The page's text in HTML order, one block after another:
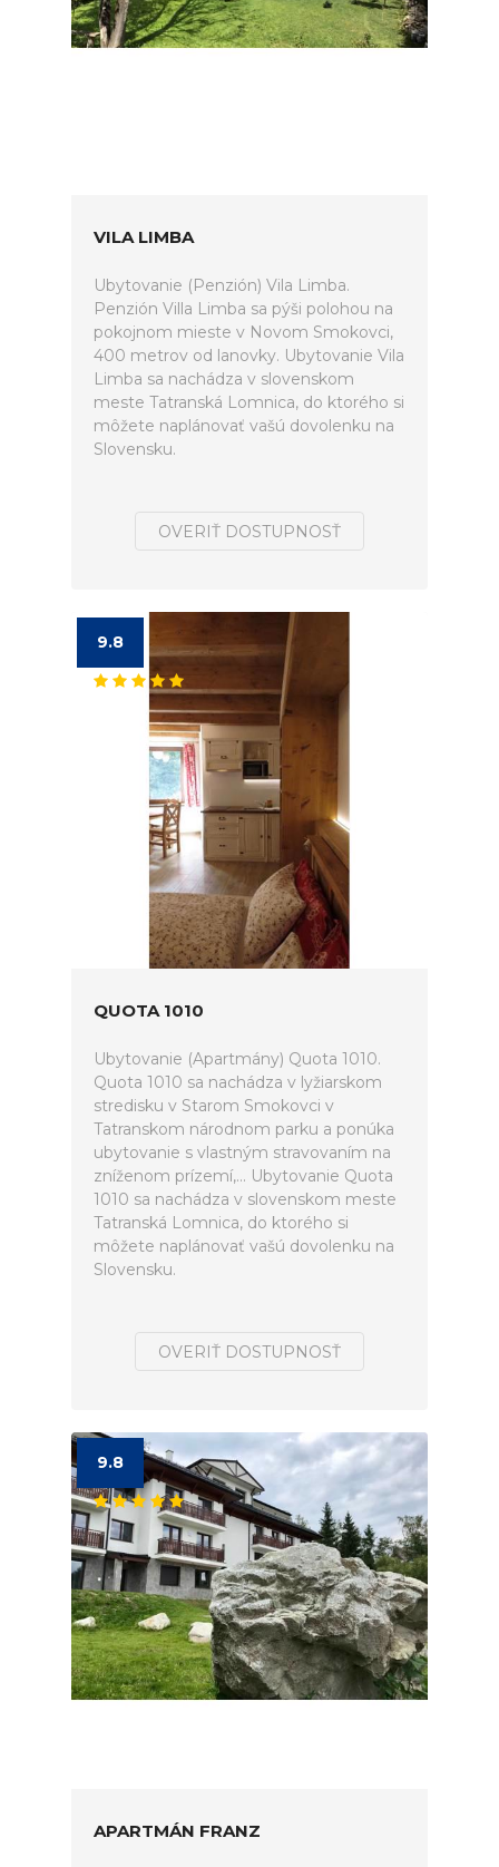
VILA LIMBA
Ubytovanie (Penzión) Vila Limba.
Penzión Villa Limba sa pýši polohou na
pokojnom mieste v Novom Smokovci,
400 metrov od lanovky. Ubytovanie Vila
Limba sa nachádza v slovenskom
meste Tatranská Lomnica, do ktorého si
môžete naplánovať vašú dovolenku na
Slovensku.
OVERIŤ DOSTUPNOSŤ
9.8
QUOTA 1010
Ubytovanie (Apartmány) Quota 1010.
Quota 1010 sa nachádza v lyžiarskom
stredisku v Starom Smokovci v
Tatranskom národnom parku a ponúka
ubytovanie s vlastným stravovaním na
zníženom prízemí,... Ubytovanie Quota
1010 sa nachádza v slovenskom meste
Tatranská Lomnica, do ktorého si
môžete naplánovať vašú dovolenku na
Slovensku.
OVERIŤ DOSTUPNOSŤ
9.8
APARTMÁN FRANZ